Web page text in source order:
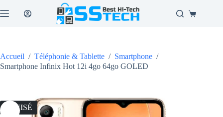
au
Panier
Accueil / Téléphonie & Tablette / Smartphone /
Smartphone Infinix Hot 12i 4go 64go GOLED
ÉPUISÉ